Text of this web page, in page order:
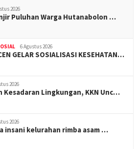
2026
Puluhan Warga Hutanabolon …
6 Agustus 2026
GELAR SOSIALISASI KESEHATAN…
2026
Kesadaran Lingkungan, KKN Unc…
2026
insani kelurahan rimba asam …